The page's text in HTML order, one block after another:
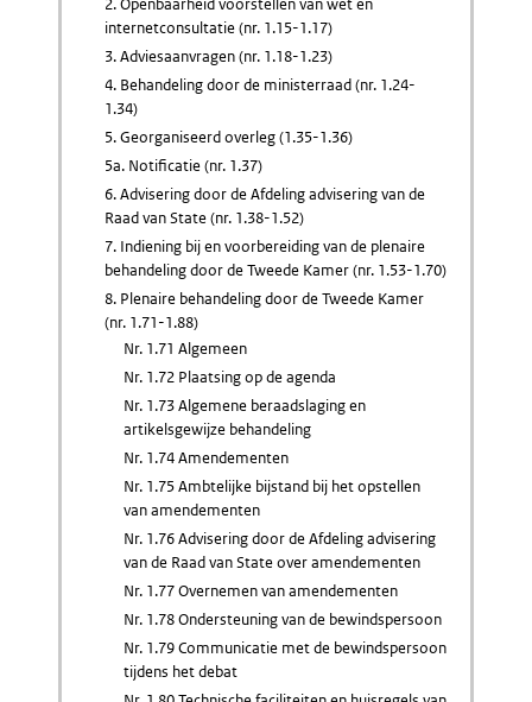
2. Openbaarheid voorstellen van wet en
internetconsultatie (nr. 1.15-1.17)
3. Adviesaanvragen (nr. 1.18-1.23)
4. Behandeling door de ministerraad (nr. 1.24-
1.34)
5. Georganiseerd overleg (1.35-1.36)
5a. Notificatie (nr. 1.37)
6. Advisering door de Afdeling advisering van de
Raad van State (nr. 1.38-1.52)
7. Indiening bij en voorbereiding van de plenaire
behandeling door de Tweede Kamer (nr. 1.53-1.70)
8. Plenaire behandeling door de Tweede Kamer
(nr. 1.71-1.88)
Nr. 1.71 Algemeen
Nr. 1.72 Plaatsing op de agenda
Nr. 1.73 Algemene beraadslaging en
artikelsgewijze behandeling
Nr. 1.74 Amendementen
Nr. 1.75 Ambtelijke bijstand bij het opstellen
van amendementen
Nr. 1.76 Advisering door de Afdeling advisering
van de Raad van State over amendementen
Nr. 1.77 Overnemen van amendementen
Nr. 1.78 Ondersteuning van de bewindspersoon
Nr. 1.79 Communicatie met de bewindspersoon
tijdens het debat